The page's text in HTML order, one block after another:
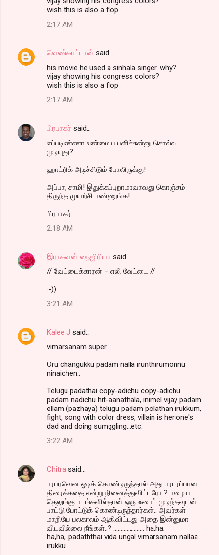
wish this is also a flop
2:17 AM
வெண்காட்டான் said…
his movie he used a sinhala singer. why?
vijay showing his congress colors?
wish this is also a flop
2:17 AM
பிரபாகர் said…
எப்படிண்ணா உண்மைய பளிச்சுன்னு சொல்ல
முடியுது?
ஹாட்ரிக் அடிச்சிடும் போலிருக்கு!
அப்பா, சாமி! இதுக்கப்புறாமாவாவது கொஞ்சம்
திருந்த முயற்சி பண்ணுங்க!
பிரபாகர்.
2:18 AM
இராகவன் நைஜிரியா said…
// வேட்டைக்காரன் – எலி வேட்டை //
:-))
3:21 AM
Kalee J said…
vimarsanam super.
Oru changukku padam nalla irunthirumonnu
ninaichen..
Telugu padathai copy-adichu copy-adichu
padam nadichu hit-aanathala, inimel vijay padam
ellam (pazhaya) telugu padam polathan irukkum,
fight, song with color dress, villain is herione's
dad and doing sumggling...etc.
3:22 AM
Chitra said…
பரபரவென ஓடிக் கொண்டிருந்தால் அது பரபரப்பான
திரைக்கதை என்று நினைத்துவிட்டரோ.? பழைய
தெலுங்கு படங்களில்தான் ஒரு ஃபைட் முடிந்தவுடன்
பாட்டு போட்டுக் கொண்டிருந்தார்கள்.. அவர்கள்
மாறியே பலகாலம் ஆகிவிட்டது அதை இன்னுமா
விடவில்லை நீங்கள்..? ..................... ha,ha,
ha,ha,..padaththai vida ungal vimarsanam nallaa
irukku.